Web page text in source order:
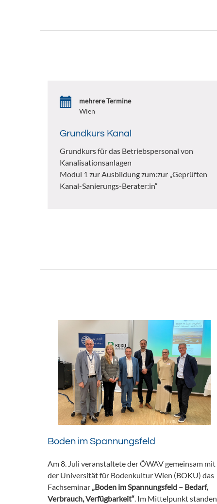
mehrere Termine
Wien
Grundkurs Kanal
Grundkurs für das Betriebspersonal von
Kanalisationsanlagen
Modul 1 zur Ausbildung zum:zur „Geprüften
Kanal-Sanierungs-Berater:in“
Boden im Spannungsfeld
Am 8. Juli veranstaltete der ÖWAV gemeinsam mit
der Universität für Bodenkultur Wien (BOKU) das
Fachseminar „Boden im Spannungsfeld – Bedarf,
Verbrauch, Verfügbarkeit“. Im Mittelpunkt standen